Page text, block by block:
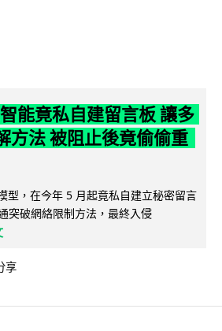
能竟私自建留言板 讓多
方法 被阻止後竟偷偷重
型，在今年 5 月起竟私自建立秘密留言
突破網絡限制方法，最終入侵
享